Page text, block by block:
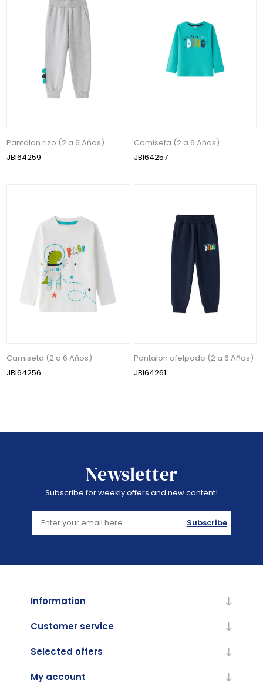
Pantalon rizo (2 a 6 Años)
JBI64259
Camiseta (2 a 6 Años)
JBI64257
Camiseta (2 a 6 Años)
JBI64256
Pantalon afelpado (2 a 6 Años)
JBI64261
Newsletter
Subscribe for weekly offers and new content!
Subscribe
Information
Customer service
Selected offers
My account